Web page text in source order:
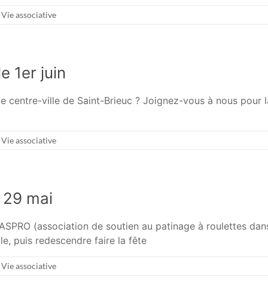
Vie associative
1er juin
centre-ville de Saint-Brieuc ? Joignez-vous à nous
Vie associative
29 mai
(association de soutien au patinage à roulettes
puis redescendre faire la fête
Vie associative